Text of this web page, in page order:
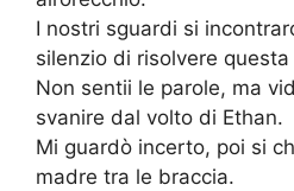
I nostri sguardi si
silenzio di risolvere
Non sentii le parole, ma
svanire dal volto di Ethan.
Mi guardò incerto, poi si
madre tra le braccia.